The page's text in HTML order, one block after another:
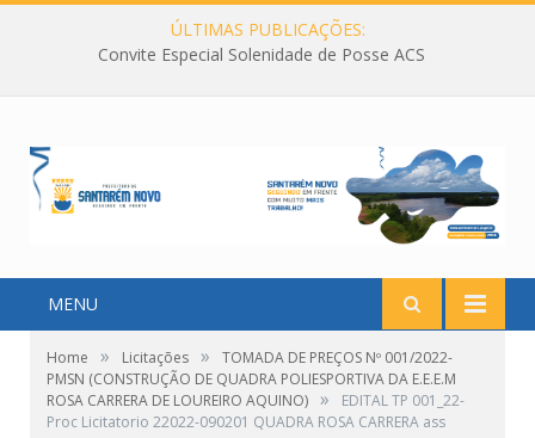
ÚLTIMAS PUBLICAÇÕES:
Convite Especial Solenidade de Posse ACS
MENU
Home » Licitações »
TOMADA DE PREÇOS Nº 001/2022-
PMSN (CONSTRUÇÃO DE QUADRA POLIESPORTIVA DA E.E.E.M
ROSA CARRERA DE LOUREIRO AQUINO) »
EDITAL TP 001_22-
Proc Licitatorio 22022-090201 QUADRA ROSA CARRERA ass